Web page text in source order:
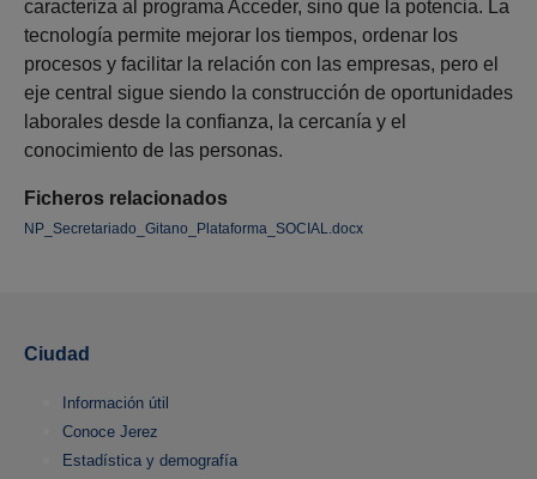
Ficheros relacionados
NP_Secretariado_Gitano_Plataforma_SOCIAL.docx
caracteriza al programa Acceder, sino que la potencia. La
tecnología permite mejorar los tiempos, ordenar los
procesos y facilitar la relación con las empresas, pero el
eje central sigue siendo la construcción de oportunidades
laborales desde la confianza, la cercanía y el
conocimiento de las personas.
Ciudad
Información útil
Conoce Jerez
Estadística y demografía